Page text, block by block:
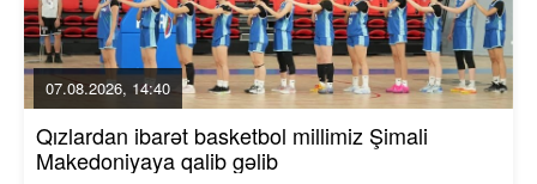
07.08.2026, 14:40
Qızlardan ibarət basketbol millimiz Şimali
Makedoniyaya qalib gəlib